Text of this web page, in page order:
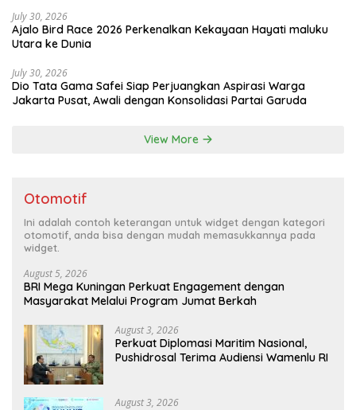
July 30, 2026
Ajalo Bird Race 2026 Perkenalkan Kekayaan Hayati maluku
Utara ke Dunia
July 30, 2026
Dio Tata Gama Safei Siap Perjuangkan Aspirasi Warga
Jakarta Pusat, Awali dengan Konsolidasi Partai Garuda
View More
Otomotif
Ini adalah contoh keterangan untuk widget dengan kategori
otomotif, anda bisa dengan mudah memasukkannya pada
widget.
August 5, 2026
BRI Mega Kuningan Perkuat Engagement dengan
Masyarakat Melalui Program Jumat Berkah
August 3, 2026
Perkuat Diplomasi Maritim Nasional,
Pushidrosal Terima Audiensi Wamenlu RI
August 3, 2026